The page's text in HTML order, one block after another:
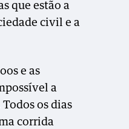
que estão a
civil e a
e as
a
os dias
corrida